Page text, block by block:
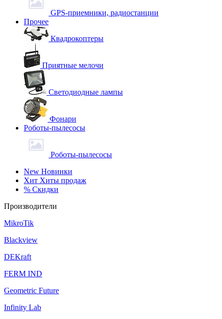
GPS-приемники, радиостанции
Прочее
Квадрокоптеры
Приятные мелочи
Светодиодные лампы
Фонари
Роботы-пылесосы
Роботы-пылесосы
New Новинки
Хит Хиты продаж
% Скидки
Производители
MikroTik
Blackview
DEKraft
FERM IND
Geometric Future
Infinity Lab